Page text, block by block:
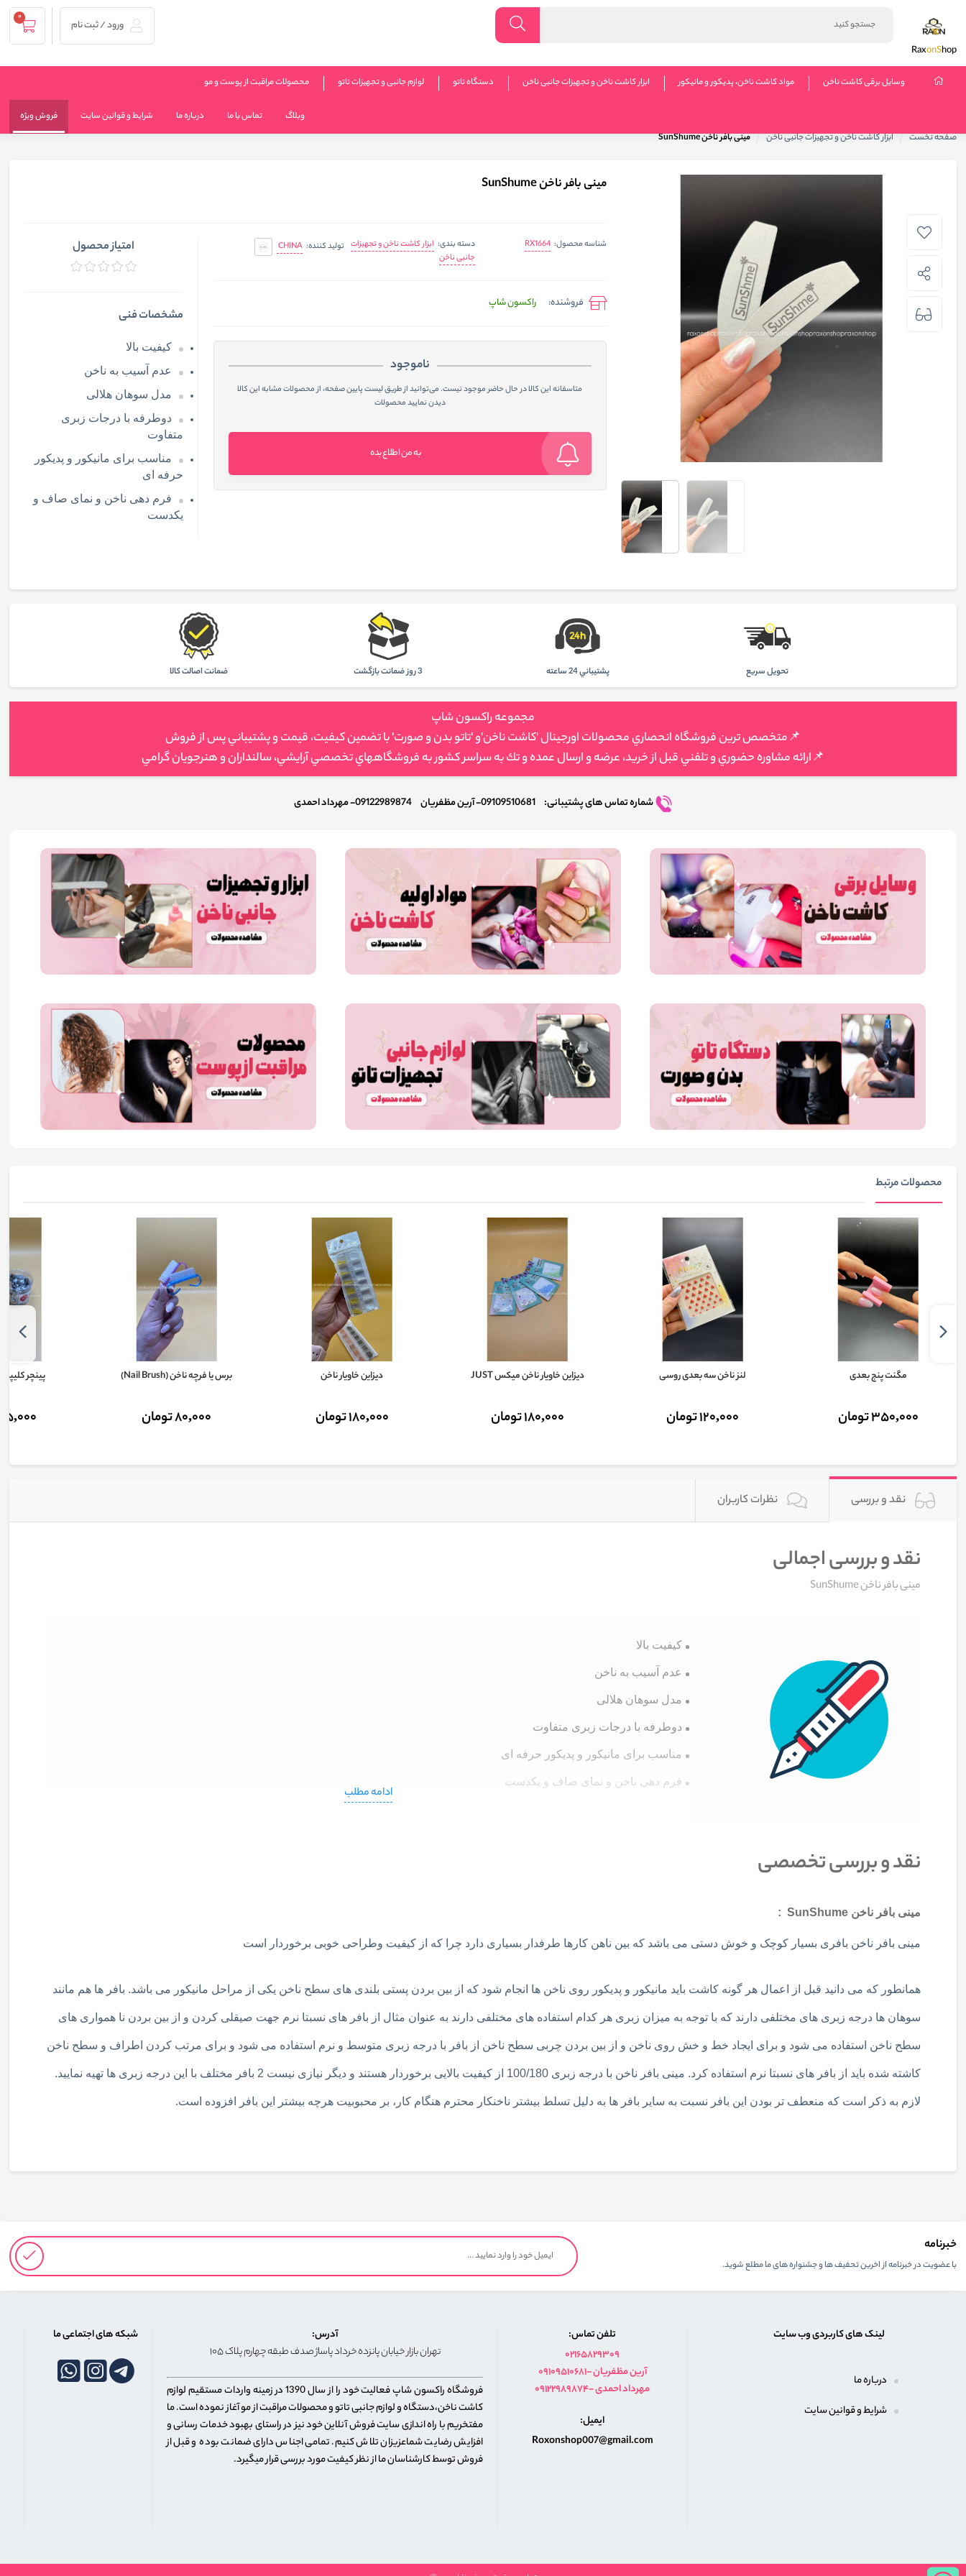
RaxonShop
ورود / ثبت نام
0
وسایل برقی کاشت ناخن مواد کاشت ناخن، پدیکور و مانیکور ابزار کاشت ناخن و تجهیزات جانبی ناخن دستگاه تاتو لوازم جانبی و تجهیزات تاتو محصولات مراقبت از پوست و مو
وبلاگ تماس با ما درباره ما شرایط و قوانین سایت
فروش ویژه
صفحه نخست
ابزار کاشت ناخن و تجهیزات جانبی ناخن مینی بافر ناخن SunShume
مینی بافر ناخن SunShume
شناسه محصول: RX1664 دسته بندی: ابزار کاشت ناخن و تجهیزات
جانبی ناخن
تولید کننده: CHINA
فروشنده: راکسون شاپ
ناموجود
متاسفانه این کالا در حال حاضر موجود نیست. می‌توانید از طریق لیست پایین صفحه، از محصولات مشابه این کالا
دیدن نمایید محصولات
به من اطلاع بده
امتیاز محصول
مشخصات فنی
کیفیت بالا
عدم آسیب به ناخن
مدل سوهان هلالی
دوطرفه با درجات زبری
متفاوت
مناسب برای مانیکور و پدیکور
حرفه ای
فرم دهی ناخن و نمای صاف و
یکدست
تحويل سريع پشتيباني 24 ساعته 3 روز ضمانت بازگشت ضمانت اصالت كالا
مجموعه راكسون شاپ
📌متخصص ترين فروشگاه انحصاري محصولات اورجينال 'كاشت ناخن'و 'تاتو بدن و صورت' با تضمين كيفيت، قيمت و پشتيباني پس از فروش
📌ارائه مشاوره حضوري و تلفني قبل از خريد، عرضه و ارسال عمده و تك به سراسر كشور به فروشگاههاي تخصصي آرايشي، سالنداران و هنرجويان گرامي
شماره تماس های پشتیبانی: 09109510681- آرین مظفریان 09122989874- مهرداد احمدی
محصولات مرتبط
مگنت پنج بعدی
350,000 تومان
لنز ناخن سه بعدی روسی
120,000 تومان
دیزاین خاویار ناخن میکس JUST
180,000 تومان
دیزاین خاویار ناخن
180,000 تومان
برس یا فرچه ناخن (Nail Brush)
80,000 تومان
پینچر
25,000
نقد و بررسی نظرات کاربران
نقد و بررسی اجمالی
مینی بافر ناخن SunShume
کیفیت بالا
عدم آسیب به ناخن
مدل سوهان هلالی
دوطرفه با درجات زبری متفاوت
مناسب برای مانیکور و پدیکور حرفه ای
فرم دهی ناخن و نمای صاف و یکدست
ادامه مطلب
نقد و بررسی تخصصی
مینی بافر ناخن SunShume :
مینی بافر ناخن بافری بسیار کوچک و خوش دستی می باشد که بین ناهن کارها طرفدار بسیاری دارد چرا که از کیفیت وطراحی خوبی برخوردار است
همانطور که می دانید قبل از اعمال هر گونه کاشت باید مانیکور و پدیکور روی ناخن ها انجام شود که از بین بردن پستی بلندی های سطح ناخن یکی از مراحل مانیکور می باشد. بافر ها هم مانند
سوهان ها درجه زبری های مختلفی دارند که با توجه به میزان زبری هر کدام استفاده های مختلفی دارند به عنوان مثال از بافر های نسبتا نرم جهت صیقلی کردن و از بین بردن نا همواری های
سطح ناخن استفاده می شود و برای ایجاد خط و خش روی ناخن و از بین بردن چربی سطح ناخن از بافر با درجه زبری متوسط و نرم استفاده می شود و برای مرتب کردن اطراف و سطح ناخن
کاشته شده باید از بافر های نسبتا نرم استفاده کرد. مینی بافر ناخن با درجه زبری 100/180 از کیفیت بالایی برخوردار هستند و دیگر نیازی نیست 2 بافر مختلف با این درجه زبری ها تهیه نمایید.
لازم به ذکر است که منعطف تر بودن این بافر نسبت به سایر بافر ها به دلیل تسلط بیشتر ناخنکار محترم هنگام کار، بر محبوبیت هرچه بیشتر این بافر افزوده است.
خبرنامه
با عضویت در خبرنامه از اخرین تحفیف ها و جشنواره های ما مطلع شوید.
لینک های کاربردی وب سایت
درباره ما
شرایط و قوانین سایت
تلفن تماس:
02165829309
09109510681- آرین مظفریان
09122989874- مهرداد احمدی
ايميل:
Roxonshop007@gmail.com
آدرس:
تهران بازار خیابان پانزده خرداد پاساژ صدف طبقه چهارم پلاک ۱۰۵
فروشگاه راکسون شاپ فعالیت خود را از سال 1390 در زمینه واردات مستقیم لوازم
کاشت ناخن،دستگاه و لوازم جانبی تاتو و محصولات مراقبت از مو آغاز نموده است. ما
مفتخریم با راه اندازی سایت فروش آنلاین خود نیز در راستای بهبود خدمات رسانی و
افزایش رضایت شماعزیزان تلاش کنیم. تمامی اجناس دارای ضمانت بوده و قبل از
فروش توسط کارشناسان ما از نظر کیفیت مورد بررسی قرار میگیرد.
شبکه های اجتماعی ما